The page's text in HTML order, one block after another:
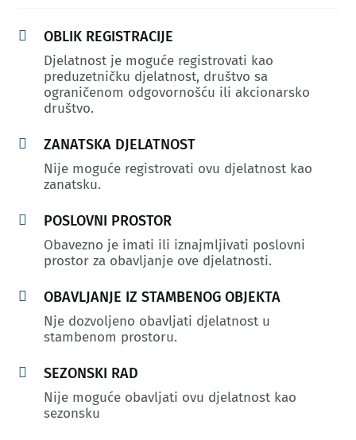
 OBLIK REGISTRACIJE
Djelatnost je moguće registrovati kao
preduzetničku djelatnost, društvo sa
ograničenom odgovornošću ili akcionarsko
društvo.
 ZANATSKA DJELATNOST
Nije moguće registrovati ovu djelatnost kao
zanatsku.
 POSLOVNI PROSTOR
Obavezno je imati ili iznajmljivati poslovni
prostor za obavljanje ove djelatnosti.
 OBAVLJANJE IZ STAMBENOG OBJEKTA
Nje dozvoljeno obavljati djelatnost u
stambenom prostoru.
 SEZONSKI RAD
Nije moguće obavljati ovu djelatnost kao
sezonsku